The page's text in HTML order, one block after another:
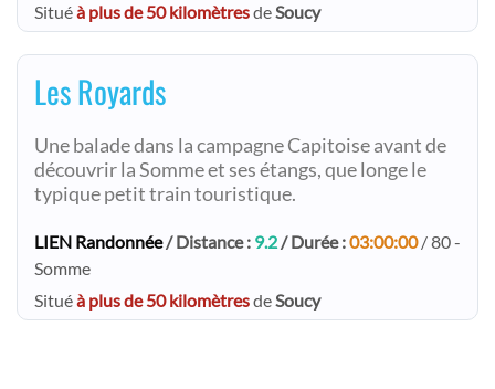
Situéà plus de 50 kilomètresdeSoucy
Les Royards
Une balade dans la campagne Capitoise avant de
découvrir la Somme et ses étangs, que longe le
typique petit train touristique.
LIEN Randonnée/ Distance : 9.2/ Durée :03:00:00/ 80 -
Somme
Situéà plus de 50 kilomètresdeSoucy